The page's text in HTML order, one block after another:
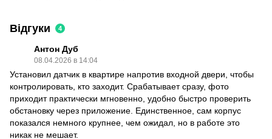
Відгуки 4
Антон Дуб
08.04.2026 в 14:04
Установил датчик в квартире напротив входной двери, чтобы
контролировать, кто заходит. Срабатывает сразу, фото
приходит практически мгновенно, удобно быстро проверить
обстановку через приложение. Единственное, сам корпус
показался немного крупнее, чем ожидал, но в работе это
никак не мешает.